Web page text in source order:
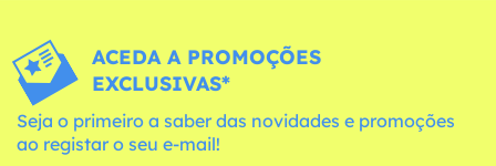
ACEDA A PROMOÇÕES
EXCLUSIVAS*
Seja o primeiro a saber das novidades e promoções
ao registar o seu e-mail!